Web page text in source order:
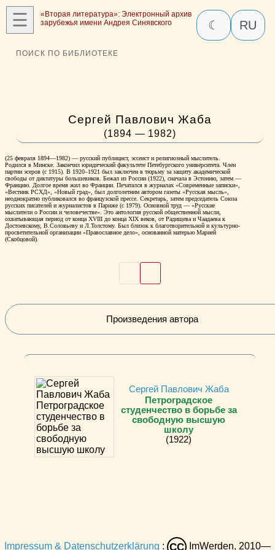
☰
«Вторая литература»: Электронный архив
зарубежья имени Андрея Синявского
☾ RU
ПОИСК ПО БИБЛИОТЕКЕ
Сергей Павлович Жаба
(1894 — 1982)
(25 февраля 1894—1982) — русский публицист, эссеист и религиозный мыслитель.
Родился в Минске. Закончил юридический факультете Петебургского университета. Член
партии эсеров (с 1915). В 1920‒1921 был заключен в тюрьму за защиту академической
свободы от диктатуры большевиков. Бежал из России (1922), сначала в Эстонию, затем —
Францию. Долгое время жил во Франции. Печатался в журналах «Современные записки»,
«Вестник РСХД», «Новый град», был долголетним автором газеты «Русская мысль»,
неоднократно публиковался во французской прессе. Секретарь, затем председатель Союза
русских писателей и журналистов в Париже (с 1979). Основной труд — «Русские
мыслители о России и человечестве». Это антология русской общественной мысли,
охватывающая период от конца XVIII до конца XIX веков, от Радищева и Чаадаева к
Достоевскому, В.Соловьеву и Л.Толстому. Был близок к благотворительной и культурно-
просветительной организации «Православное дело», основанной матерью Марией
(Скобцовой).
Произведения автора
Сергей Павлович Жаба
Петроградское
студенчество в борьбе за
свободную высшую
школу
(1922)
Impressum & Datenschutzerklärung : CC ImWerden, 2010—